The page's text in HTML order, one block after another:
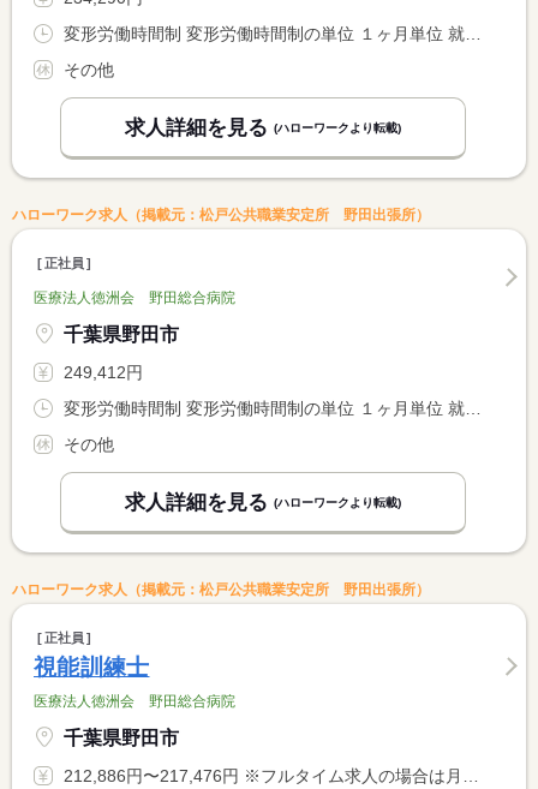
その他
求人詳細を見る (ハローワークより転載)
ハローワーク求人（掲載元：松戸公共職業安定所 野田出張所）
正社員
医療法人徳洲会 野田総合病院
千葉県野田市
249,412円
その他
求人詳細を見る (ハローワークより転載)
ハローワーク求人（掲載元：松戸公共職業安定所 野田出張所）
正社員
視能訓練士
医療法人徳洲会 野田総合病院
千葉県野田市
212,886円〜217,476円 ※フルタイム求人の場合は月額（換算額）、パート求人の場合は時間額を表示しています。